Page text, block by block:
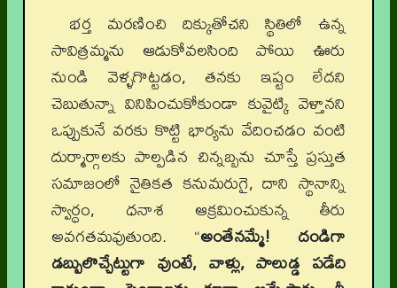
భర్త మరణించి దిక్కుతోచని స్థితిలో ఉన్న
సావిత్రమ్మను ఆడుకోవలసింది పోయి ఊరు
నుండి వెళ్ళగొట్టడం, తనకు ఇష్టం లేదని
చెబుతున్నా వినిపించుకోకుండా కువైట్కి వెళ్తానని
ఒప్పుకునే వరకు కొట్టి భార్యను వేదించడం వంటి
దుర్మార్గాలకు పాల్పడిన చిన్నబ్బను చూస్తే ప్రస్తుత
సమాజంలో నైతికత కనుమరుగై, దాని స్థానాన్ని
స్వార్ధం, ధనాశ ఆక్రమించుకున్న తీరు
అవగతమవుతుంది. “అంతేనమ్మే! దండిగా
డబ్బులొచ్చేట్టుగా వుంటే, వాళ్లు, పాలుడ్డ పడేది